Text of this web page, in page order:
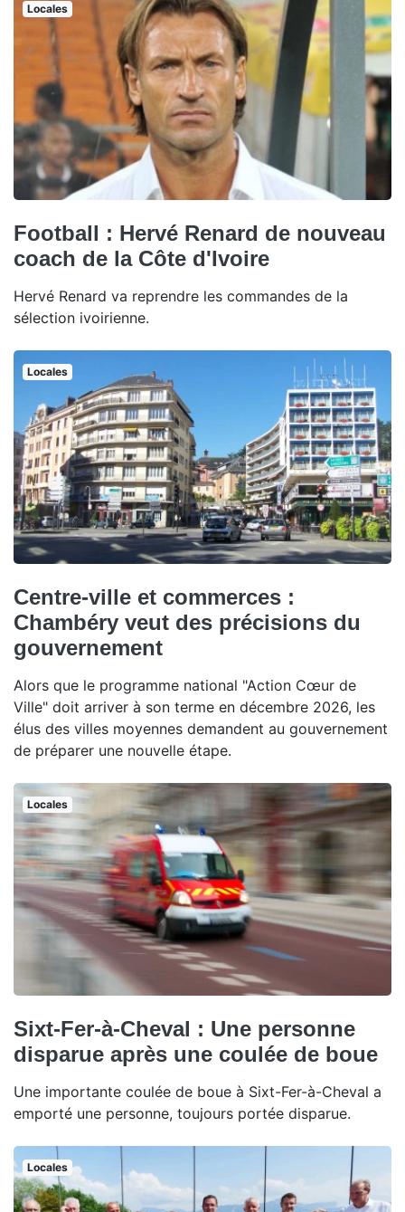
Locales
Football : Hervé Renard de nouveau
coach de la Côte d'Ivoire
Hervé Renard va reprendre les commandes de la
sélection ivoirienne.
Locales
Centre-ville et commerces :
Chambéry veut des précisions du
gouvernement
Alors que le programme national "Action Cœur de
Ville" doit arriver à son terme en décembre 2026, les
élus des villes moyennes demandent au gouvernement
de préparer une nouvelle étape.
Locales
Sixt-Fer-à-Cheval : Une personne
disparue après une coulée de boue
Une importante coulée de boue à Sixt-Fer-à-Cheval a
emporté une personne, toujours portée disparue.
Locales